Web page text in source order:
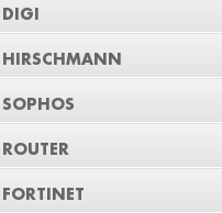
DIGI
HIRSCHMANN
SOPHOS
ROUTER
FORTINET